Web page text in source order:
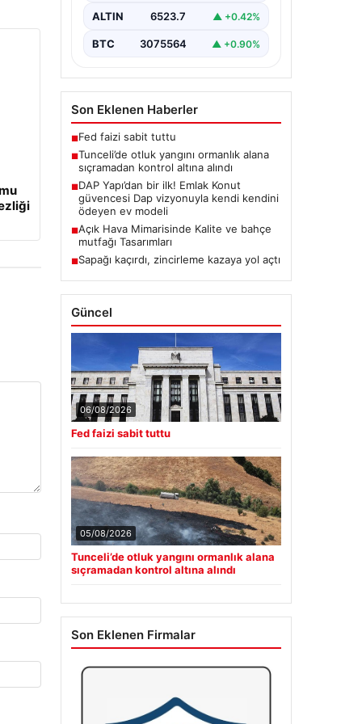
belirlenemeyen bir nedenle…
ALTIN 6523.7 ▲ +0.42%
BTC 3075564 ▲ +0.90%
Son Eklenen Haberler
■Fed faizi sabit tuttu
■Tunceli’de otluk yangını ormanlık alana
sıçramadan kontrol altına alındı
■DAP Yapı’dan bir ilk! Emlak Konut
güvencesi Dap vizyonuyla kendi kendini
ödeyen ev modeli
■Açık Hava Mimarisinde Kalite ve bahçe
mutfağı Tasarımları
■Sapağı kaçırdı, zincirleme kazaya yol açtı
Güncel
06/08/2026
Fed faizi sabit tuttu
05/08/2026
Tunceli’de otluk yangını ormanlık alana
sıçramadan kontrol altına alındı
Son Eklenen Firmalar